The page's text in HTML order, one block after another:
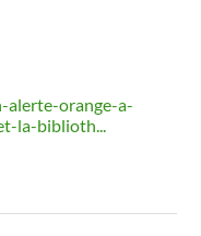
alerte-orange-a-
la-biblioth...